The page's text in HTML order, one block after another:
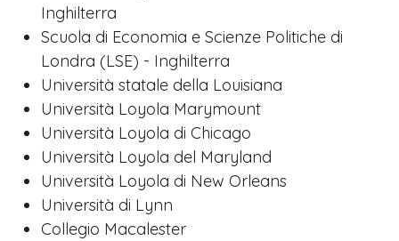
Inghilterra
Scuola di Economia e Scienze Politiche di
Londra (LSE) - Inghilterra
Università statale della Louisiana
Università Loyola Marymount
Università Loyola di Chicago
Università Loyola del Maryland
Università Loyola di New Orleans
Università di Lynn
Collegio Macalester